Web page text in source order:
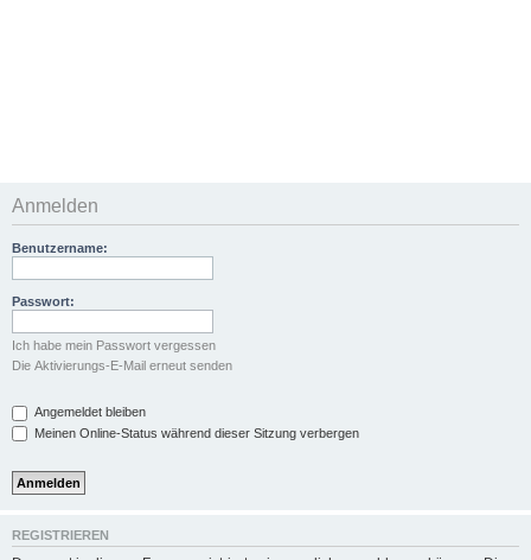
Anmelden
Benutzername:
Passwort:
Ich habe mein Passwort vergessen
Die Aktivierungs-E-Mail erneut senden
Angemeldet bleiben
Meinen Online-Status während dieser Sitzung verbergen
REGISTRIEREN